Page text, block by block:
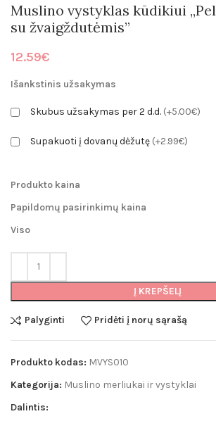
Muslino vystyklas kūdikiui
su žvaigždutėmis”
12.59€
Išankstinis užsakymas
Skubus užsakymas per 2 d.d. (+5.00€)
Supakuoti į dovanų dėžutę (+2.99€)
Produkto kaina
Papildomų pasirinkimų kaina
Viso
Į KREPŠELĮ
Palyginti Pridėti į norų sąrašą
Produkto kodas: MVYS010
Kategorija: Muslino merliukai ir vystyklai
Dalintis: